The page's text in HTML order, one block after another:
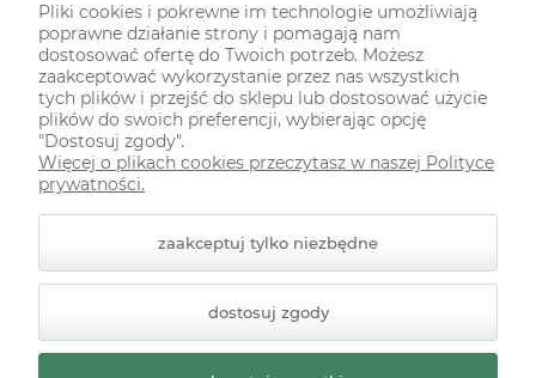
ODWIEDŹ NAS NA
Styl graficzny ShopGadget.pl
Sklep internetowy Shoper
Premium
Pliki cookies i pokrewne im technologie umożliwiają
poprawne działanie strony i pomagają nam
dostosować ofertę do Twoich potrzeb. Możesz
zaakceptować wykorzystanie przez nas wszystkich
tych plików i przejść do sklepu lub dostosować użycie
plików do swoich preferencji, wybierając opcję
"Dostosuj zgody".
Więcej o plikach cookies przeczytasz w naszej Polityce
prywatności.
zaakceptuj tylko niezbędne
dostosuj zgody